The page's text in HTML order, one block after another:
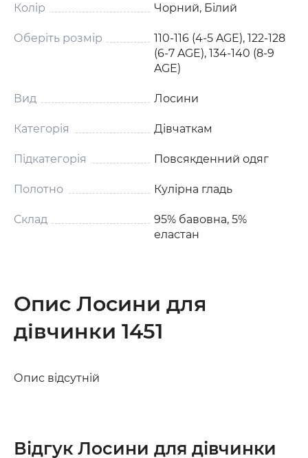
Колір Чорний, Білий
Оберіть розмір
110-116 (4-5 AGE), 122-128
(6-7 AGE), 134-140 (8-9
AGE)
Вид Лосини
Категорія Дівчаткам
Підкатегорія Повсякденний одяг
Полотно Кулірна гладь
Склад
95% бавовна, 5%
еластан
Опис Лосини для
дівчинки 1451
Опис відсутній
Відгук Лосини для дівчинки